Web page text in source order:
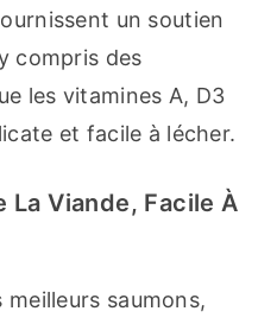
un soutien
compris des
les vitamines A, D3
et facile à lécher.
La Viande, Facile À
saumons,